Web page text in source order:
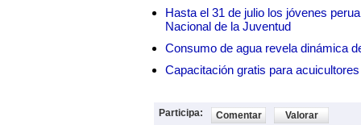
Hasta el 31 de julio los jóvenes
Nacional de la Juventud
Consumo de agua revela dinámica
Capacitación gratis para
Participa: Comentar Valorar